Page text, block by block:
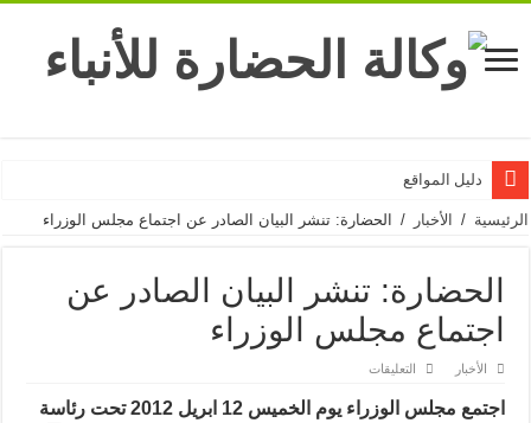
دليل المواقع
الرئيسية / الأخبار / الحضارة: تنشر البيان الصادر عن اجتماع مجلس الوزراء
الحضارة: تنشر البيان الصادر عن
اجتماع مجلس الوزراء
الأخبار التعليقات
تنشر
البيان
اجتمع مجلس الوزراء يوم الخميس 12 ابريل 2012 تحت رئاسة